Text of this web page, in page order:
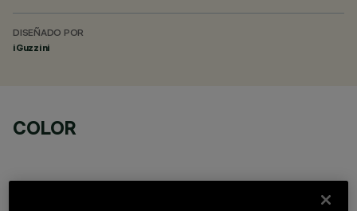
DISEÑADO POR
iGuzzini
COLOR